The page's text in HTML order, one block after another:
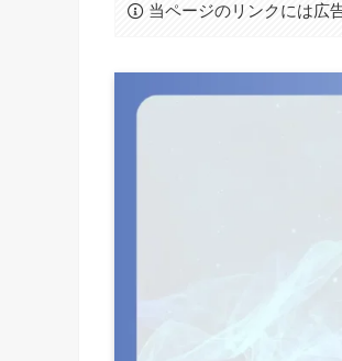
当ページのリンクには広